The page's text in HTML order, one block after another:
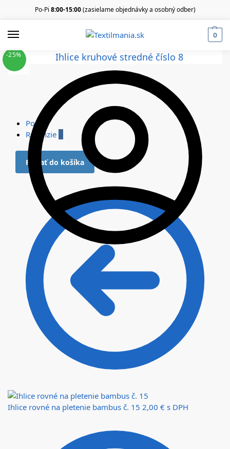
Po-Pi 8:00-15:00(zasielame objednávky a osobný odber)
0
Popis
Recenzie 0
Pridať do košíka
Ihlice rovné na pletenie bambus č. 15 2,00 € s DPH
-25%